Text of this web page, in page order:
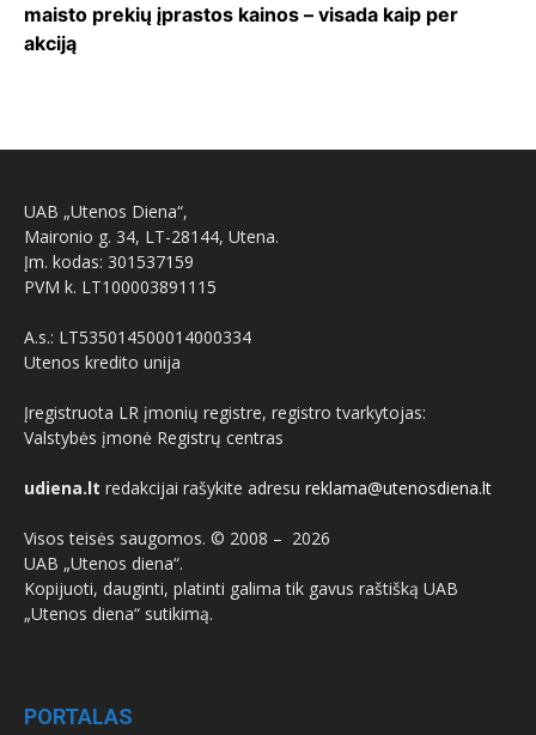
maisto prekių įprastos kainos – visada kaip per
akciją
UAB „Utenos Diena“,
Maironio g. 34, LT-28144, Utena.
Įm. kodas: 301537159
PVM k. LT100003891115
A.s.: LT535014500014000334
Utenos kredito unija
Įregistruota LR įmonių registre, registro tvarkytojas:
Valstybės įmonė Registrų centras
udiena.lt redakcijai rašykite adresu reklama@utenosdiena.lt
Visos teisės saugomos. © 2008 – 2026
UAB „Utenos diena“.
Kopijuoti, dauginti, platinti galima tik gavus raštišką UAB
„Utenos diena“ sutikimą.
PORTALAS